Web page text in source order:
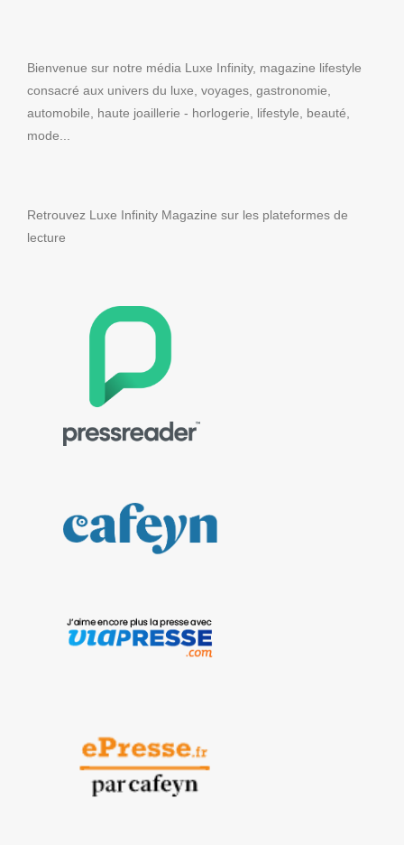
Bienvenue sur notre média Luxe Infinity, magazine lifestyle
consacré aux univers du luxe, voyages, gastronomie,
automobile, haute joaillerie - horlogerie, lifestyle, beauté,
mode...
Retrouvez Luxe Infinity Magazine sur les plateformes de
lecture